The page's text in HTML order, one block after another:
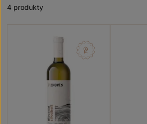
4 produkty